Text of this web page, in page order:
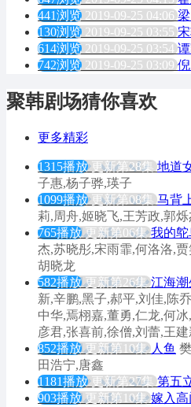
441浏览 2019-09-25 04:06
130浏览 2019-09-25 03:55
614浏览 2019-09-25 03:54
742浏览 2019-09-25 03:09
聚韩剧场猜你喜欢
更多精彩
1315播放 更新第28集 地道
子惠,杨子骅,瑛子
1099播放 更新第08集 马背
莉,周舟,姬晓飞,王芳政,郭
765播放 更新第06集 我的
杰,苏晓彤,宋雨霏,何洛洛,
胡晓龙
582播放 更新第26集 江海潮
新,辛鹏,黑子,郝平,刘佳,陈
中华,焉栩嘉,董勇,仁龙,何
彦君,张喜前,徐僧,刘蕾,王
852播放 更新第10集 人鱼
田浩宁,唐鑫
1181播放 更新第27集 第五
903播放 更新第10集 嫁入高